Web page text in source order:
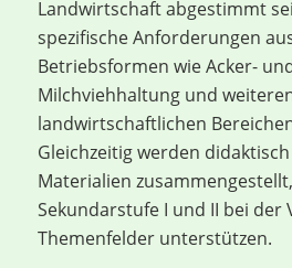
Landwirtschaft abgestimmt
spezifische Anforderungen
Betriebsformen wie Acker-
Milchviehhaltung und
landwirtschaftlichen
Gleichzeitig werden
Materialien
Sekundarstufe I und II bei
Themenfelder unterstützen.